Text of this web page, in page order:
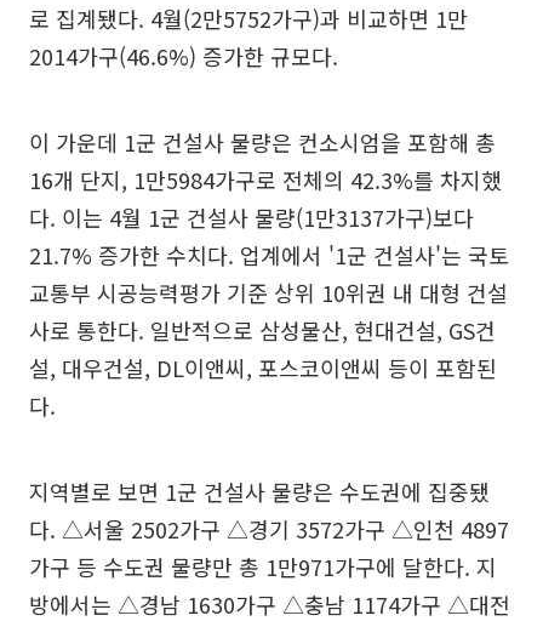
로 집계됐다. 4월(2만5752가구)과 비교하면 1만
2014가구(46.6%) 증가한 규모다.
이 가운데 1군 건설사 물량은 컨소시엄을 포함해 총
16개 단지, 1만5984가구로 전체의 42.3%를 차지했
다. 이는 4월 1군 건설사 물량(1만3137가구)보다
21.7% 증가한 수치다. 업계에서 '1군 건설사'는 국토
교통부 시공능력평가 기준 상위 10위권 내 대형 건설
사로 통한다. 일반적으로 삼성물산, 현대건설, GS건
설, 대우건설, DL이앤씨, 포스코이앤씨 등이 포함된
다.
지역별로 보면 1군 건설사 물량은 수도권에 집중됐
다. △서울 2502가구 △경기 3572가구 △인천 4897
가구 등 수도권 물량만 총 1만971가구에 달한다. 지
방에서는 △경남 1630가구 △충남 1174가구 △대전